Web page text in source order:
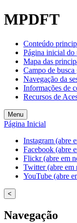
Welcome
to
One
Accessibility
screen
reader.
start
All
in
One
Accessibility
screen
reader,
press
"Ctrl
/".
This
shortcut
activates
MPDFT
Conteúdo
Página inicial do
Mapa das
Campo de
Navegação da
Informações de
Recursos de
Menu
Página Inicial
Instagram (abre
Facebook (abre
Flickr (abre em
Twitter (abre em
YouTube (abre
<
Navegação